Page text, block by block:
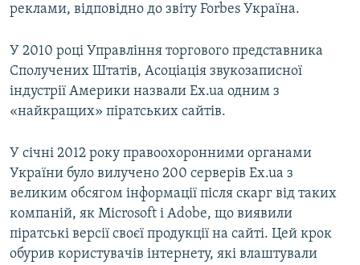
реклами, відповідно до звіту Forbes Україна.
У 2010 році Управління торгового представника
Сполучених Штатів, Асоціація звукозаписної
індустрії Америки назвали Ex.ua одним з
«найкращих» піратських сайтів.
У січні 2012 року правоохоронними органами
України було вилучено 200 серверів Ex.ua з
великим обсягом інформації після скарг від таких
компаній, як Microsoft і Adobe, що виявили
піратські версії своєї продукції на сайті. Цей крок
обурив користувачів інтернету, які влаштували